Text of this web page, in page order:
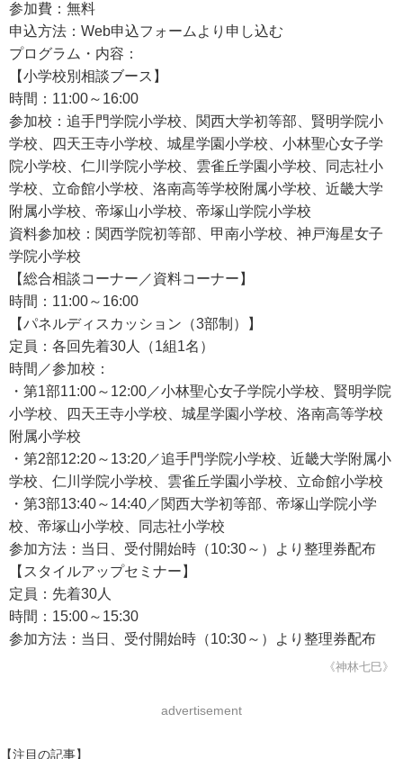
参加費：無料
申込方法：Web申込フォームより申し込む
プログラム・内容：
【小学校別相談ブース】
時間：11:00～16:00
参加校：追手門学院小学校、関西大学初等部、賢明学院小
学校、四天王寺小学校、城星学園小学校、小林聖心女子学
院小学校、仁川学院小学校、雲雀丘学園小学校、同志社小
学校、立命館小学校、洛南高等学校附属小学校、近畿大学
附属小学校、帝塚山小学校、帝塚山学院小学校
資料参加校：関西学院初等部、甲南小学校、神戸海星女子
学院小学校
【総合相談コーナー／資料コーナー】
時間：11:00～16:00
【パネルディスカッション（3部制）】
定員：各回先着30人（1組1名）
時間／参加校：
・第1部11:00～12:00／小林聖心女子学院小学校、賢明学院
小学校、四天王寺小学校、城星学園小学校、洛南高等学校
附属小学校
・第2部12:20～13:20／追手門学院小学校、近畿大学附属小
学校、仁川学院小学校、雲雀丘学園小学校、立命館小学校
・第3部13:40～14:40／関西大学初等部、帝塚山学院小学
校、帝塚山小学校、同志社小学校
参加方法：当日、受付開始時（10:30～）より整理券配布
【スタイルアップセミナー】
定員：先着30人
時間：15:00～15:30
参加方法：当日、受付開始時（10:30～）より整理券配布
《神林七巳》
advertisement
【注目の記事】